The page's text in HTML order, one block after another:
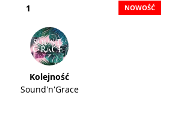
1
Kolejność
Sound'n'Grace